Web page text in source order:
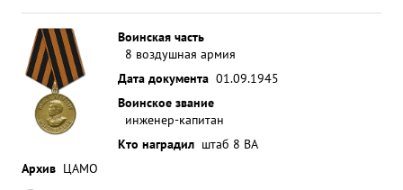
Воинская часть
8 воздушная армия
Дата документа 01.09.1945
Воинское звание
инженер-капитан
Кто наградил штаб 8 ВА
Архив ЦАМО